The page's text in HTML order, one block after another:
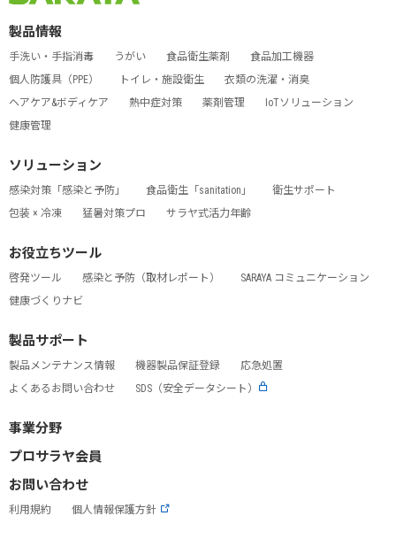
製品情報
手洗い・手指消毒 うがい 食品衛生薬剤
食品加工機器
個人防護具（PPE）
トイレ・施設衛生
衣類の洗濯・消臭
ヘアケア&ボディケア
熱中症対策 薬剤管理
IoTソリューション
健康管理
ソリューション
感染対策「感染と予防」 食品衛生「sanitation」
衛生サポート
包装 × 冷凍
猛暑対策プロ サラヤ式活力年齢
お役立ちツール
啓発ツール 感染と予防（取材レポート）
SARAYA コミュニケーション
健康づくりナビ
製品サポート
製品メンテナンス情報 機器製品保証登録
応急処置
よくあるお問い合わせ
SDS（安全データシート）
事業分野
プロサラヤ会員
お問い合わせ
利用規約 個人情報保護方針